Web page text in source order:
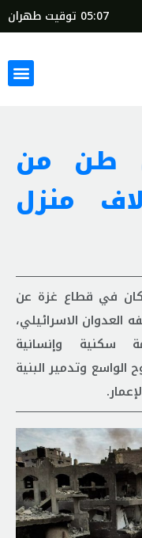
05:07 توقيت طهران
طن من
و410 آلاف منزل
في قطاع غزة عن
العدوان الاسرائيلي،
سكنية وإنسانية
وتدمير البنية